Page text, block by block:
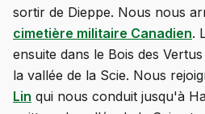
sortir de Dieppe. Nous nous
cimetière militaire Canadien.
ensuite dans le Bois des
la vallée de la Scie. Nous
Lin qui nous conduit jusqu'à